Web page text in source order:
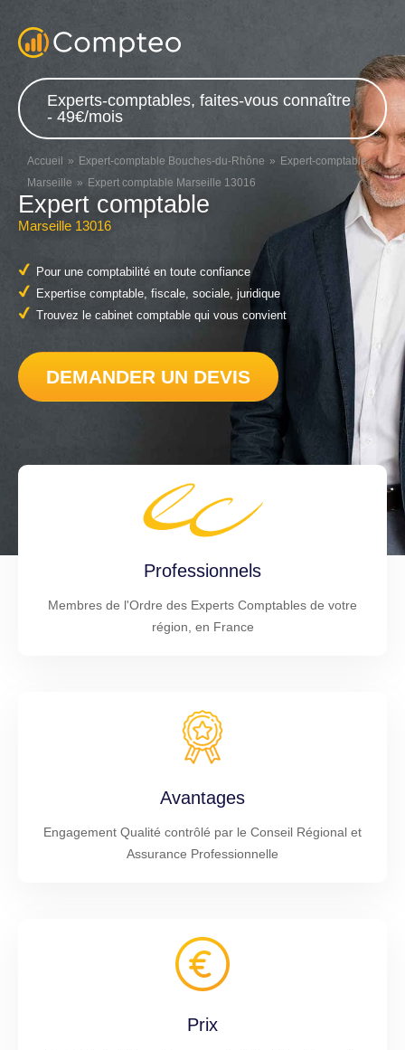
Experts-comptables, faites-vous connaître
- 49€/mois
Accueil Expert-comptable Bouches-du-Rhône
Expert-comptable
Marseille
Expert comptable Marseille 13016
Expert comptable
Marseille 13016
Pour une comptabilité en toute confiance
Expertise comptable, fiscale, sociale, juridique
Trouvez le cabinet comptable qui vous convient
DEMANDER UN DEVIS
Professionnels
Membres de l'Ordre des Experts Comptables de votre
région, en France
Avantages
Engagement Qualité contrôlé par le Conseil Régional et
Assurance Professionnelle
Prix